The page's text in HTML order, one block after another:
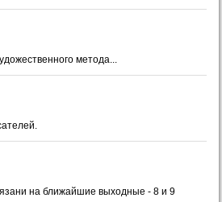
метода...
на ближайшие выходные - 8 и 9